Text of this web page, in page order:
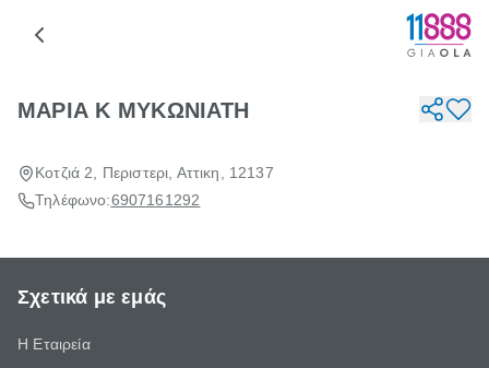
ΜΑΡΙΑ Κ ΜΥΚΩΝΙΑΤΗ
Κοτζιά 2, Περιστερι, Αττικη, 12137
Τηλέφωνο:6907161292
Σχετικά με εμάς
Η Εταιρεία